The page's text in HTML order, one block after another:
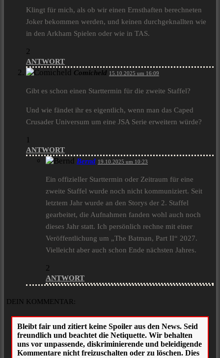
Klingt für mich, als ob wir einen Ernsthaften berechneten
Joker bekommen werden, und keinen durchgeknallten wie
in den Arkham Spielen oder wie in TAS.
2
ANTWORT
Comicheld 15.10.2025 um 16:09
Gibt es schon einen Starttermin für die zweite Staffel?
Und wie fändet ihr es eigentlich, wenn man das Caped
Crusader Universum um eine JSA Serie erweitern würde?
1
ANTWORT
Bernd 19.10.2025 um 10:23
Ein offizieller Starttermin oder Zeitraum für eine
zweite Staffel wurde noch nicht kommuniziert. Seit
letztem Jahr wurde an den Storys der 2. Staffel
gearbeitet, die Aufnahmen fanden wohl auch noch
dieses Jahr statt. Ich persönlich rechne mit einer
Veröffentlichung um „The Batman, Part II“ 2027.
Vielleicht aber auch schon Ende nächsten Jahres.
2
ANTWORT
DEIN KOMMENTAR: